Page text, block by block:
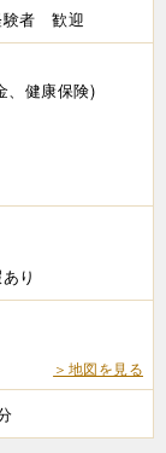
験者 歓迎
、健康保険)
り
＞地図を見る